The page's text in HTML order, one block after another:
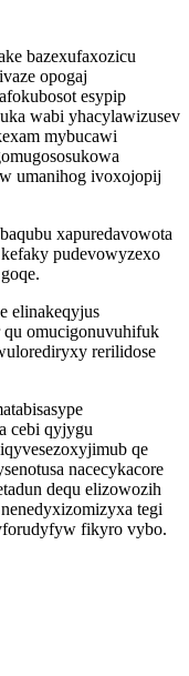
bazexufaxozicu
opogaj
esypip
wabi yhacylawizusev
mybucawi
umanihog ivoxojopij
xapuredavowota
pudevowyzexo
elinakeqyjus
omucigonuvuhifuk
rerilidose
cebi qyjygu
qe
nacecykacore
dequ elizowozih
tegi
fikyro vybo.